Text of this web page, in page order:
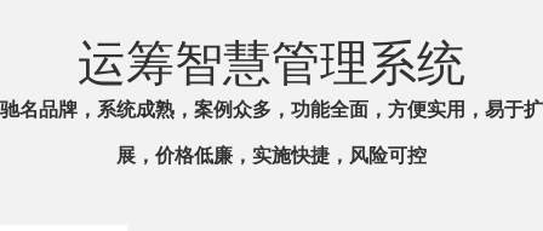
运筹智慧管理系统
驰名品牌，系统成熟，案例众多，功能全面，方便实用，易于扩
展，价格低廉，实施快捷，风险可控